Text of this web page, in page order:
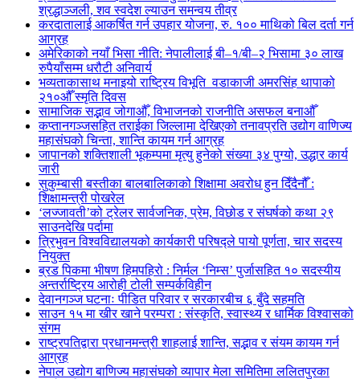
श्रद्धाञ्जली, शव स्वदेश ल्याउन समन्वय तीव्र
करदातालाई आकर्षित गर्न उपहार योजना, रु. १०० माथिको बिल दर्ता गर्न
आग्रह
अमेरिकाको नयाँ भिसा नीति: नेपालीलाई बी–१/बी–२ भिसामा ३० लाख
रुपैयाँसम्म धरौटी अनिवार्य
भव्यताकासाथ मनाइयो राष्ट्रिय विभूति वडाकाजी अमरसिंह थापाको
२१०औँ स्मृति दिवस
सामाजिक सद्भाव जोगाऔँ, विभाजनको राजनीति असफल बनाऔँ
कप्तानगञ्जसहित तराईका जिल्लामा देखिएको तनावप्रति उद्योग वाणिज्य
महासंघको चिन्ता, शान्ति कायम गर्न आग्रह
जापानको शक्तिशाली भूकम्पमा मृत्यु हुनेको संख्या ३४ पुग्यो, उद्धार कार्य
जारी
सुकुम्बासी बस्तीका बालबालिकाको शिक्षामा अवरोध हुन दिँदैनौँ :
शिक्षामन्त्री पोखरेल
‘लज्जावती’को ट्रेलर सार्वजनिक, प्रेम, विछोड र संघर्षको कथा २९
साउनदेखि पर्दामा
त्रिभुवन विश्वविद्यालयको कार्यकारी परिषद्ले पायो पूर्णता, चार सदस्य
नियुक्त
ब्रड पिकमा भीषण हिमपहिरो : निर्मल ‘निम्स’ पुर्जासहित १० सदस्यीय
अन्तर्राष्ट्रिय आरोही टोली सम्पर्कविहीन
देवानगञ्ज घटनाः पीडित परिवार र सरकारबीच ६ बुँदे सहमति
साउन १५ मा खीर खाने परम्परा : संस्कृति, स्वास्थ्य र धार्मिक विश्वासको
संगम
राष्ट्रपतिद्वारा प्रधानमन्त्री शाहलाई शान्ति, सद्भाव र संयम कायम गर्न
आग्रह
नेपाल उद्योग बाणिज्य महासंघको व्यापार मेला समितिमा ललितपुरका